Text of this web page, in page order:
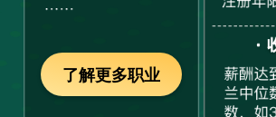
了解更多职业